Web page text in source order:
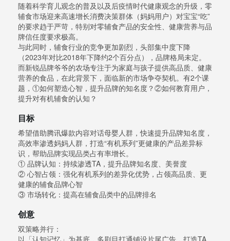
随着科学育儿观念的普及以及后疫情时代健康观念的升级，零
辅食市场迎来高速增长消费决策群体（妈妈用户）对宝宝“吃”
的要求趋于严苛，特别对零辅食产品的安全性、健康营养与品
牌信任度要求极高。
与此同时，辅食行业的竞争更加剧烈，头部集中度下降
（2023年对比2018年下降约2个百分点），品牌格局未定。
而新锐品牌爷爷的农场专注于为家庭与孩子提供高品质、健康
营养的食品，在此背景下，面临新的市场争夺契机。有2个课
题，①如何塑造心智，提升品牌的知名度？②如何教育用户，
提升对有机辅食的认知？
目标
希望借助腾讯爆款内容对话母婴人群，快速提升品牌知名度，
高效率渗透妈妈人群，打造“有机系列”更健康的产品差异标
识，帮助品牌实现品类占有率增长。
① 品牌认知：持续渗透TA，提升品牌知名度、美誉度
② 心智占领：强化有机系列的差异化优势，占领高品质、更
健康的辅食品牌心智
③ 市场转化：提高在辅食品类中的品牌排名
创意
双策略并行：